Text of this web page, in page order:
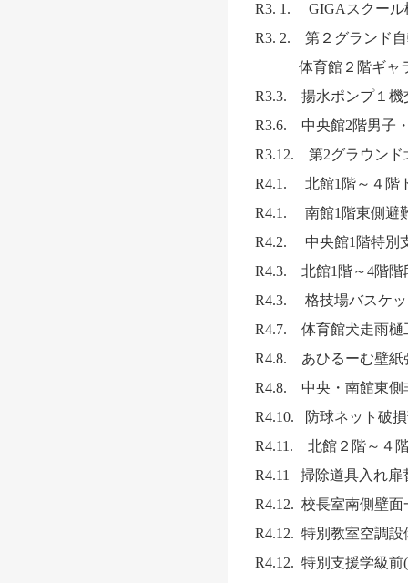
R3. 1. GIGAスクール
R3. 2. 第２グランド
体育館２階ギャラ
R3.3. 揚水ポンプ１機
R3.6. 中央館2階男子
R3.12. 第2グラウンド
R4.1. 北館1階～４階
R4.1. 南館1階東側避
R4.2. 中央館1階特別
R4.3. 北館1階～4階階
R4.3. 格技場バスケ
R4.7. 体育館犬走雨樋
R4.8. あひるーむ壁紙
R4.8. 中央・南館東側
R4.10. 防球ネット破
R4.11. 北館２階～４
R4.11 掃除道具入れ扉
R4.12. 校長室南側壁
R4.12. 特別教室空調設
R4.12. 特別支援学級